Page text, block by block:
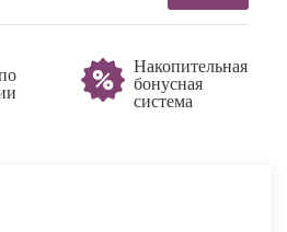
Накопительная
бонусная
система